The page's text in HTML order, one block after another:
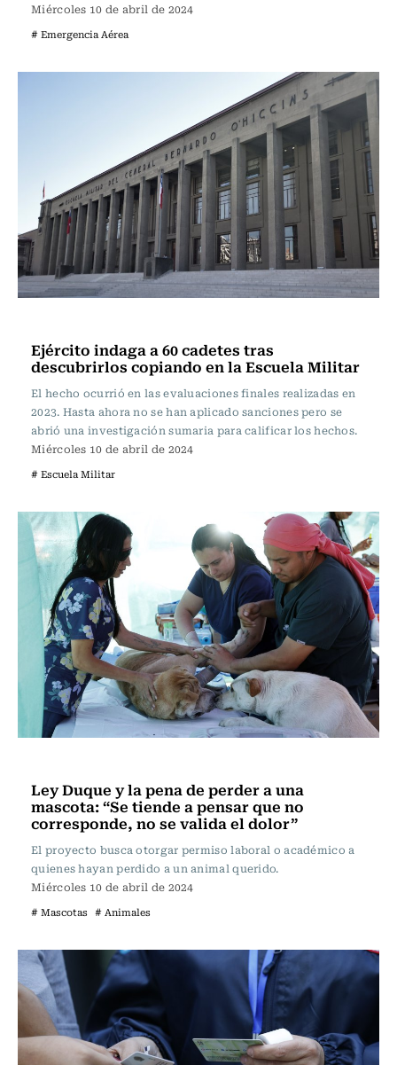
Miércoles 10 de abril de 2024
# Emergencia Aérea
Ejército indaga a 60 cadetes tras
descubrirlos copiando en la Escuela Militar
El hecho ocurrió en las evaluaciones finales realizadas en
2023. Hasta ahora no se han aplicado sanciones pero se
abrió una investigación sumaria para calificar los hechos.
Miércoles 10 de abril de 2024
# Escuela Militar
Ley Duque y la pena de perder a una
mascota: “Se tiende a pensar que no
corresponde, no se valida el dolor”
El proyecto busca otorgar permiso laboral o académico a
quienes hayan perdido a un animal querido.
Miércoles 10 de abril de 2024
# Mascotas # Animales